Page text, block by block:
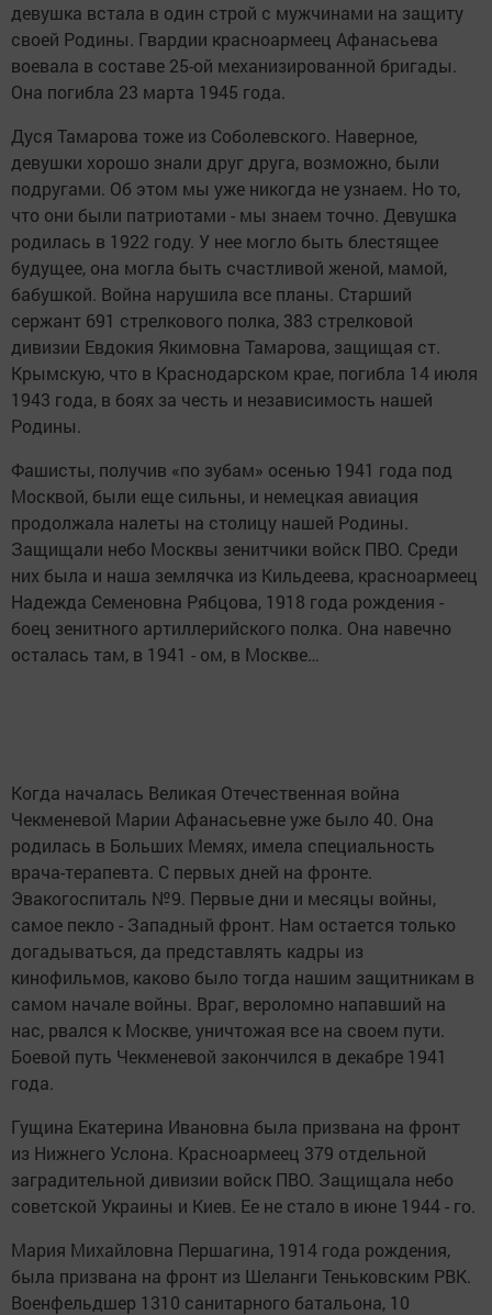
девушка встала в один строй с мужчинами на защиту
своей Родины. Гвардии красноармеец Афанасьева
воевала в составе 25-ой механизированной бригады.
Она погибла 23 марта 1945 года.
Дуся Тамарова тоже из Соболевского. Наверное,
девушки хорошо знали друг друга, возможно, были
подругами. Об этом мы уже никогда не узнаем. Но то,
что они были патриотами - мы знаем точно. Девушка
родилась в 1922 году. У нее могло быть блестящее
будущее, она могла быть счастливой женой, мамой,
бабушкой. Война нарушила все планы. Старший
сержант 691 стрелкового полка, 383 стрелковой
дивизии Евдокия Якимовна Тамарова, защищая ст.
Крымскую, что в Краснодарском крае, погибла 14 июля
1943 года, в боях за честь и независимость нашей
Родины.
Фашисты, получив «по зубам» осенью 1941 года под
Москвой, были еще сильны, и немецкая авиация
продолжала налеты на столицу нашей Родины.
Защищали небо Москвы зенитчики войск ПВО. Среди
них была и наша землячка из Кильдеева, красноармеец
Надежда Семеновна Рябцова, 1918 года рождения -
боец зенитного артиллерийского полка. Она навечно
осталась там, в 1941 - ом, в Москве…
Когда началась Великая Отечественная война
Чекменевой Марии Афанасьевне уже было 40. Она
родилась в Больших Мемях, имела специальность
врача-терапевта. С первых дней на фронте.
Эвакогоспиталь №9. Первые дни и месяцы войны,
самое пекло - Западный фронт. Нам остается только
догадываться, да представлять кадры из
кинофильмов, каково было тогда нашим защитникам в
самом начале войны. Враг, вероломно напавший на
нас, рвался к Москве, уничтожая все на своем пути.
Боевой путь Чекменевой закончился в декабре 1941
года.
Гущина Екатерина Ивановна была призвана на фронт
из Нижнего Услона. Красноармеец 379 отдельной
заградительной дивизии войск ПВО. Защищала небо
советской Украины и Киев. Ее не стало в июне 1944 - го.
Мария Михайловна Першагина, 1914 года рождения,
была призвана на фронт из Шеланги Теньковским РВК.
Военфельдшер 1310 санитарного батальона, 10